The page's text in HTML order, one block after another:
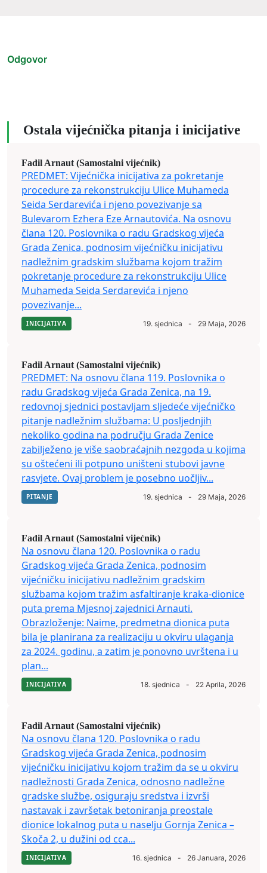
Odgovor
Ostala vijećnička pitanja i inicijative
Fadil Arnaut (Samostalni vijećnik)
PREDMET: Vijećnička inicijativa za pokretanje
procedure za rekonstrukciju Ulice Muhameda
Seida Serdarevića i njeno povezivanje sa
Bulevarom Ezhera Eze Arnautovića. Na osnovu
člana 120. Poslovnika o radu Gradskog vijeća
Grada Zenica, podnosim vijećničku inicijativu
nadležnim gradskim službama kojom tražim
pokretanje procedure za rekonstrukciju Ulice
Muhameda Seida Serdarevića i njeno
povezivanje...
INICIJATIVA 19. sjednica - 29 Maja, 2026
Fadil Arnaut (Samostalni vijećnik)
PREDMET: Na osnovu člana 119. Poslovnika o
radu Gradskog vijeća Grada Zenica, na 19.
redovnoj sjednici postavljam sljedeće vijećničko
pitanje nadležnim službama: U posljednjih
nekoliko godina na području Grada Zenice
zabilježeno je više saobraćajnih nezgoda u kojima
su oštećeni ili potpuno uništeni stubovi javne
rasvjete. Ovaj problem je posebno uočljiv...
PITANJE 19. sjednica - 29 Maja, 2026
Fadil Arnaut (Samostalni vijećnik)
Na osnovu člana 120. Poslovnika o radu
Gradskog vijeća Grada Zenica, podnosim
vijećničku inicijativu nadležnim gradskim
službama kojom tražim asfaltiranje kraka-dionice
puta prema Mjesnoj zajednici Arnauti.
Obrazloženje: Naime, predmetna dionica puta
bila je planirana za realizaciju u okviru ulaganja
za 2024. godinu, a zatim je ponovno uvrštena i u
plan...
INICIJATIVA 18. sjednica - 22 Aprila, 2026
Fadil Arnaut (Samostalni vijećnik)
Na osnovu člana 120. Poslovnika o radu
Gradskog vijeća Grada Zenica, podnosim
vijećničku inicijativu kojom tražim da se u okviru
nadležnosti Grada Zenica, odnosno nadležne
gradske službe, osiguraju sredstva i izvrši
nastavak i završetak betoniranja preostale
dionice lokalnog puta u naselju Gornja Zenica –
Skoča 2, u dužini od cca...
INICIJATIVA 16. sjednica - 26 Januara, 2026